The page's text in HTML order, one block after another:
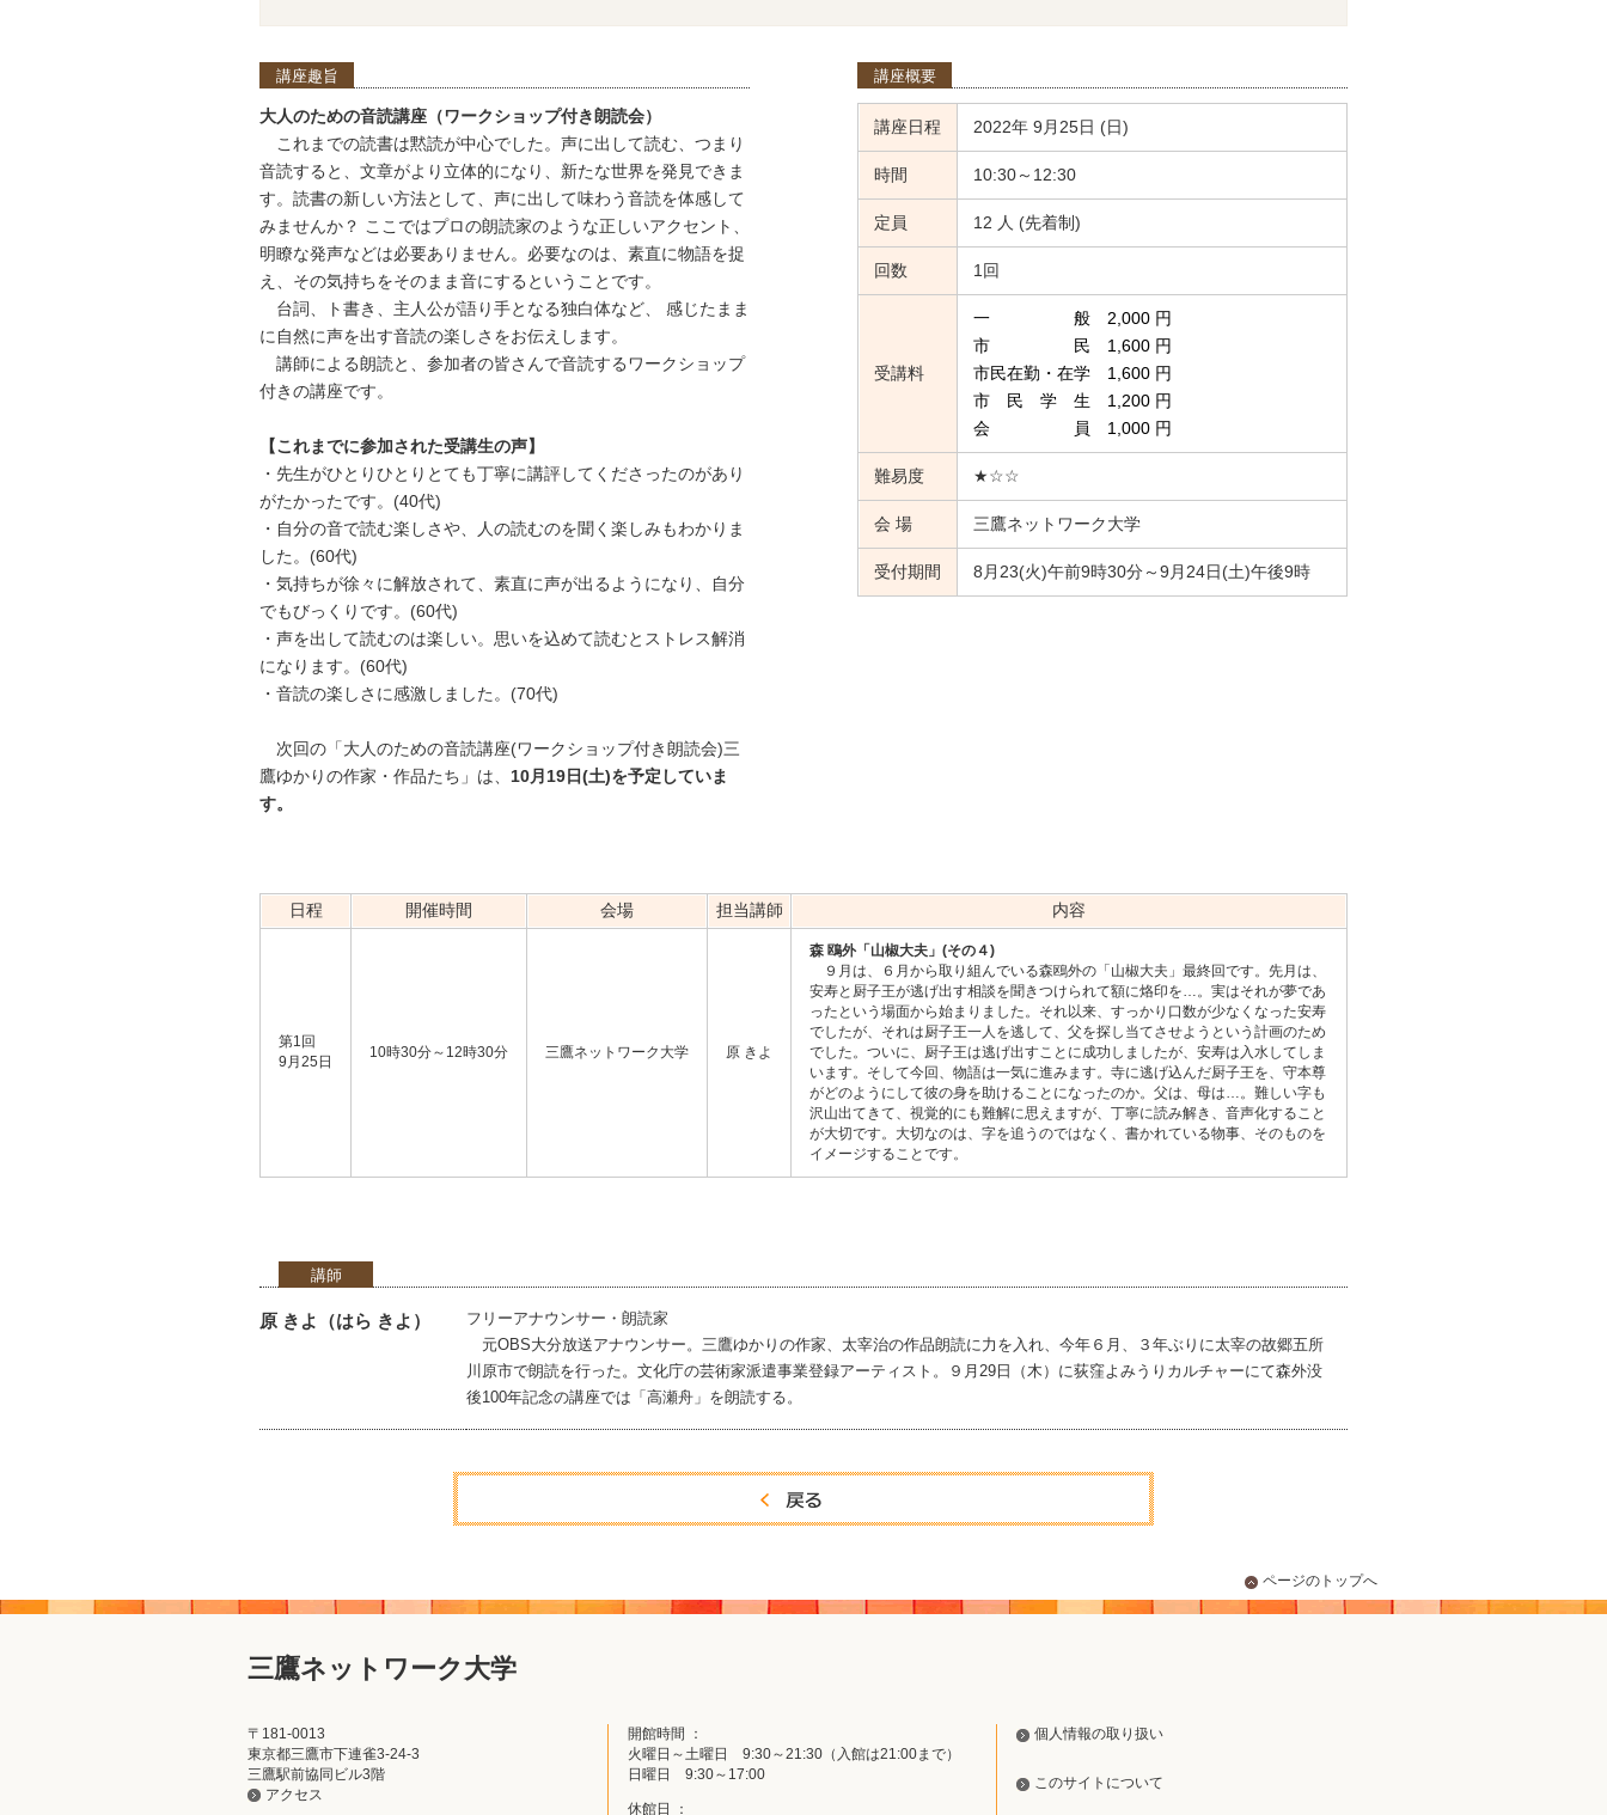
講座趣旨
大人のための音読講座（ワークショップ付き朗読会）
これまでの読書は黙読が中心でした。声に出して読む、つまり
音読すると、文章がより立体的になり、新たな世界を発見できま
す。読書の新しい方法として、声に出して味わう音読を体感して
みませんか？ ここではプロの朗読家のような正しいアクセント、
明瞭な発声などは必要ありません。必要なのは、素直に物語を捉
え、その気持ちをそのまま音にするということです。
台詞、ト書き、主人公が語り手となる独白体など、 感じたまま
に自然に声を出す音読の楽しさをお伝えします。
講師による朗読と、参加者の皆さんで音読するワークショップ
付きの講座です。
【これまでに参加された受講生の声】
・先生がひとりひとりとても丁寧に講評してくださったのがあり
がたかったです。(40代)
・自分の音で読む楽しさや、人の読むのを聞く楽しみもわかりま
した。(60代)
・気持ちが徐々に解放されて、素直に声が出るようになり、自分
でもびっくりです。(60代)
・声を出して読むのは楽しい。思いを込めて読むとストレス解消
になります。(60代)
・音読の楽しさに感激しました。(70代)
次回の「大人のための音読講座(ワークショップ付き朗読会)三
鷹ゆかりの作家・作品たち」は、 10月19日(土)を予定していま
す。
講座概要
講座日程 2022年 9月25日 (日)
時間 10:30～12:30
定員 12 人 (先着制)
回数 1回
受講料
一 般 2,000 円
市 民 1,600 円
市民在勤・在学 1,600 円
市 民 学 生 1,200 円
会 員 1,000 円
難易度 ★☆☆
会 場 三鷹ネットワーク大学
受付期間 8月23(火)午前9時30分～9月24日(土)午後9時
日程 開催時間 会場 担当講師 内容
第1回
9月25日
10時30分～12時30分 三鷹ネットワーク大学 原 きよ
森 鴎外「山椒大夫」(その４)
９月は、６月から取り組んでいる森鴎外の「山椒大夫」最終回です。先月は、
安寿と厨子王が逃げ出す相談を聞きつけられて額に烙印を…。実はそれが夢であ
ったという場面から始まりました。それ以来、すっかり口数が少なくなった安寿
でしたが、それは厨子王一人を逃して、父を探し当てさせようという計画のため
でした。ついに、厨子王は逃げ出すことに成功しましたが、安寿は入水してしま
います。そして今回、物語は一気に進みます。寺に逃げ込んだ厨子王を、守本尊
がどのようにして彼の身を助けることになったのか。父は、母は…。難しい字も
沢山出てきて、視覚的にも難解に思えますが、丁寧に読み解き、音声化すること
が大切です。大切なのは、字を追うのではなく、書かれている物事、そのものを
イメージすることです。
講師
原 きよ（はら きよ）
フリーアナウンサー・朗読家
元OBS大分放送アナウンサー。三鷹ゆかりの作家、太宰治の作品朗読に力を入れ、今年６月、３年ぶりに太宰の故郷五所
川原市で朗読を行った。文化庁の芸術家派遣事業登録アーティスト。９月29日（木）に荻窪よみうりカルチャーにて森外没
後100年記念の講座では「高瀬舟」を朗読する。
ページのトップへ
三鷹ネットワーク大学
〒181-0013
東京都三鷹市下連雀3-24-3
三鷹駅前協同ビル3階
アクセス
開館時間 ：
火曜日～土曜日 9:30～21:30（入館は21:00まで）
日曜日 9:30～17:00
休館日 ：
個人情報の取り扱い
このサイトについて